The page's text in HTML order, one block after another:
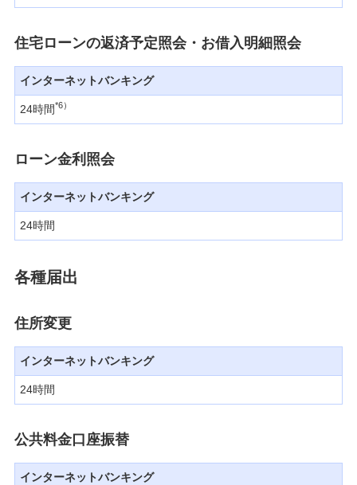
住宅ローンの返済予定照会・お借入明細照会
インターネットバンキング
24時間*6）
ローン金利照会
インターネットバンキング
24時間
各種届出
住所変更
インターネットバンキング
24時間
公共料金口座振替
インターネットバンキング